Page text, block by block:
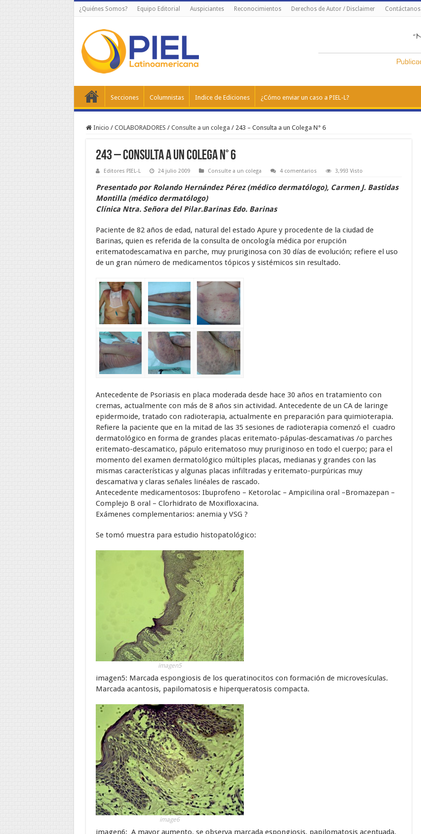
¿Quiénes Somos? Equipo Editorial Auspiciantes Reconocimientos Derechos de Autor / Disclaimer Contáctanos
Secciones Columnistas Indice de Ediciones ¿Cómo enviar un caso a PIEL-L?
Inicio / COLABORADORES / Consulte a un colega / 243 – Consulta a un Colega N° 6
243 – Consulta a un Colega N° 6
Editores PIEL-L 24 julio 2009 Consulte a un colega 4 comentarios 3,993 Visto
Presentado por Rolando Hernández Pérez (médico dermatólogo), Carmen J. Bastidas
Montilla (médico dermatólogo)
Clínica Ntra. Señora del Pilar.Barinas Edo. Barinas
Paciente de 82 años de edad, natural del estado Apure y procedente de la ciudad de
Barinas, quien es referida de la consulta de oncología médica por erupción
eritematodescamativa en parche, muy pruriginosa con 30 días de evolución; refiere el uso
de un gran número de medicamentos tópicos y sistémicos sin resultado.
Antecedente de Psoriasis en placa moderada desde hace 30 años en tratamiento con
cremas, actualmente con más de 8 años sin actividad. Antecedente de un CA de laringe
epidermoide, tratado con radioterapia, actualmente en preparación para quimioterapia.
Refiere la paciente que en la mitad de las 35 sesiones de radioterapia comenzó el cuadro
dermatológico en forma de grandes placas eritemato-pápulas-descamativas /o parches
eritemato-descamatico, pápulo eritematoso muy pruriginoso en todo el cuerpo; para el
momento del examen dermatológico múltiples placas, medianas y grandes con las
mismas características y algunas placas infiltradas y eritemato-purpúricas muy
descamativa y claras señales linéales de rascado.
Antecedente medicamentosos: Ibuprofeno – Ketorolac – Ampicilina oral –Bromazepan –
Complejo B oral – Clorhidrato de Moxifloxacina.
Exámenes complementarios: anemia y VSG ?
Se tomó muestra para estudio histopatológico:
imagen5
imagen5: Marcada espongiosis de los queratinocitos con formación de microvesículas.
Marcada acantosis, papilomatosis e hiperqueratosis compacta.
image6
imagen6: A mayor aumento, se observa marcada espongiosis, papilomatosis acentuada,